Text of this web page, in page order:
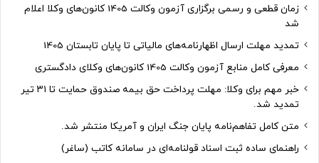
زمان قطعی و رسمی برگزاری آزمون وکالت 1405 کانون‌های وکلا اعلام
شد
تمدید مهلت ارسال اظهارنامه‌های مالیاتی تا پایان تابستان 1405
معرفی کامل منابع آزمون وکالت 1405 کانون‌های وکلای دادگستری
خبر مهم برای وکلا: مهلت پرداخت حق بیمه صندوق حمایت تا ۳۱ تیر
تمدید شد.
متن کامل تفاهم‌نامه پایان جنگ ایران و آمریکا منتشر شد.
راهنمای ساده ثبت اسناد قولنامه‌ای در سامانه کاتب (ساغر)